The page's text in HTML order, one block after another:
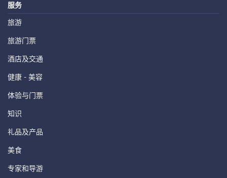
服务
旅游
旅游门票
酒店及交通
健康 - 美容
体验与门票
知识
礼品及产品
美食
专家和导游